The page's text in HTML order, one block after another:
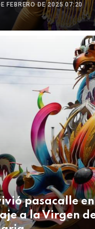
FEBRERO DE 2025 07:20
pasacalle en
a la Virgen